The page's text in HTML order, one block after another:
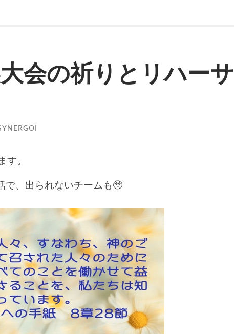
会の祈りとリハーサ
す。
で、出られないチームも🥹